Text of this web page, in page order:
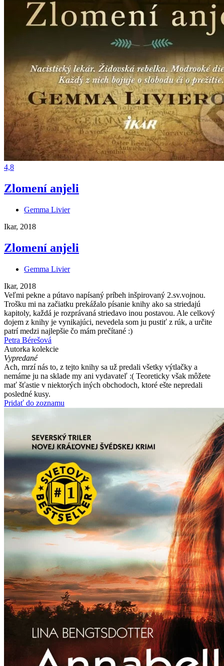
4,8
Zlomení anjeli
Gemma Livier
Ikar, 2018
Zlomení anjeli
Gemma Livier
Ikar, 2018
Veľmi pekne a pútavo napísaný príbeh inšpirovaný 2.sv.vojnou.
Trošku mi na začiatku prekážalo písanie knihy ako sa striedajú
kapitoly, každá je rozprávaná striedavo inou postavou. Ale celkový
dojem z knihy je vynikajúci, nevedela som ju pustiť z rúk, a určite
patrí medzi najlepšie čo mám prečítané :)
Petra Bérešová
Autorka kolekcie
Vypredané
Ach, mrzí nás to, z tejto knihy sa už predali všetky výtlačky a
nemáme ju na sklade my ani vydavateľ :( Teoreticky však môžete
mať šťastie v niektorých iných obchodoch, ktoré ešte nepredali
posledné kusy.
Pridať do zoznamu